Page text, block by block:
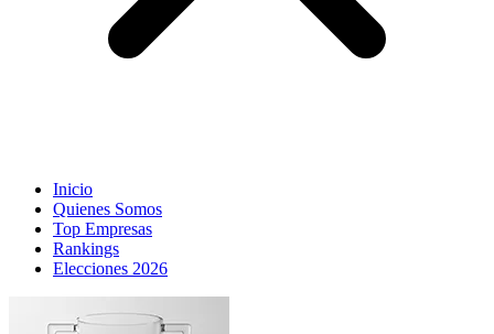
Inicio
Quienes Somos
Top Empresas
Rankings
Elecciones 2026